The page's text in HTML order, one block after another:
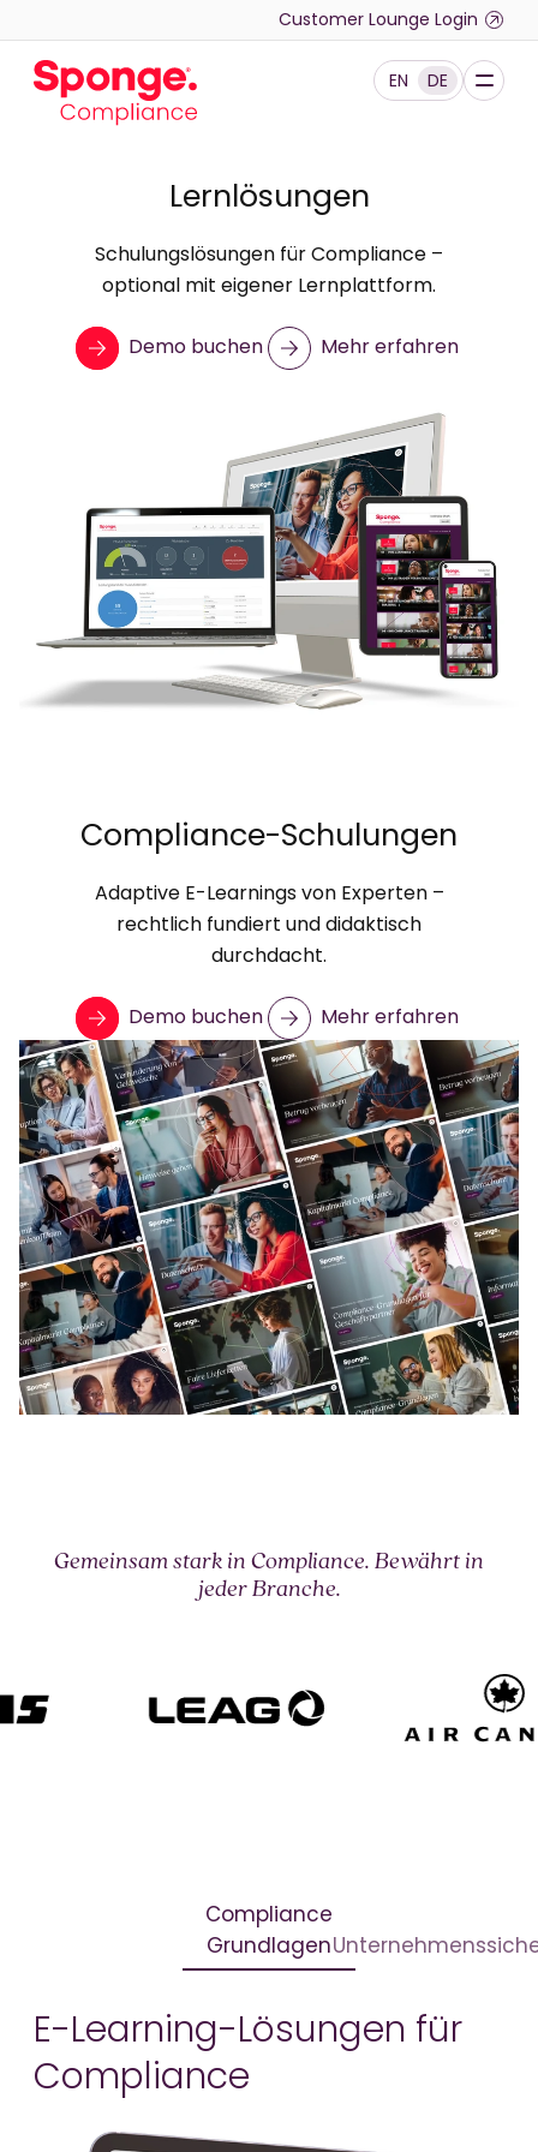
Customer Lounge Login
EN DE
Lernlösungen
Schulungslösungen für Compliance –
optional mit eigener Lernplattform.
Demo buchen Mehr erfahren
Compliance-Schulungen
Adaptive E-Learnings von Experten –
rechtlich fundiert und didaktisch
durchdacht.
Demo buchen Mehr erfahren
Gemeinsam stark in Compliance. Bewährt in
jeder Branche.
Compliance
Grundlagen
E-Learning-Lösungen für
Compliance